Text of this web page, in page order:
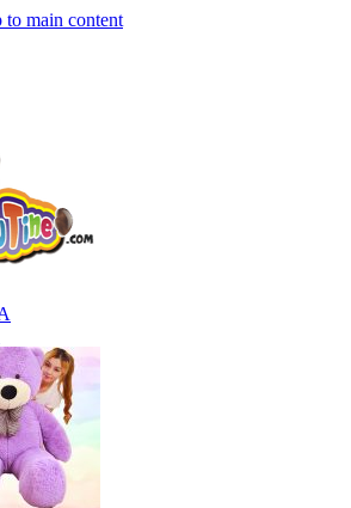
to main content